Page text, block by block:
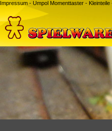
Impressum - Umpol Momenttaster -